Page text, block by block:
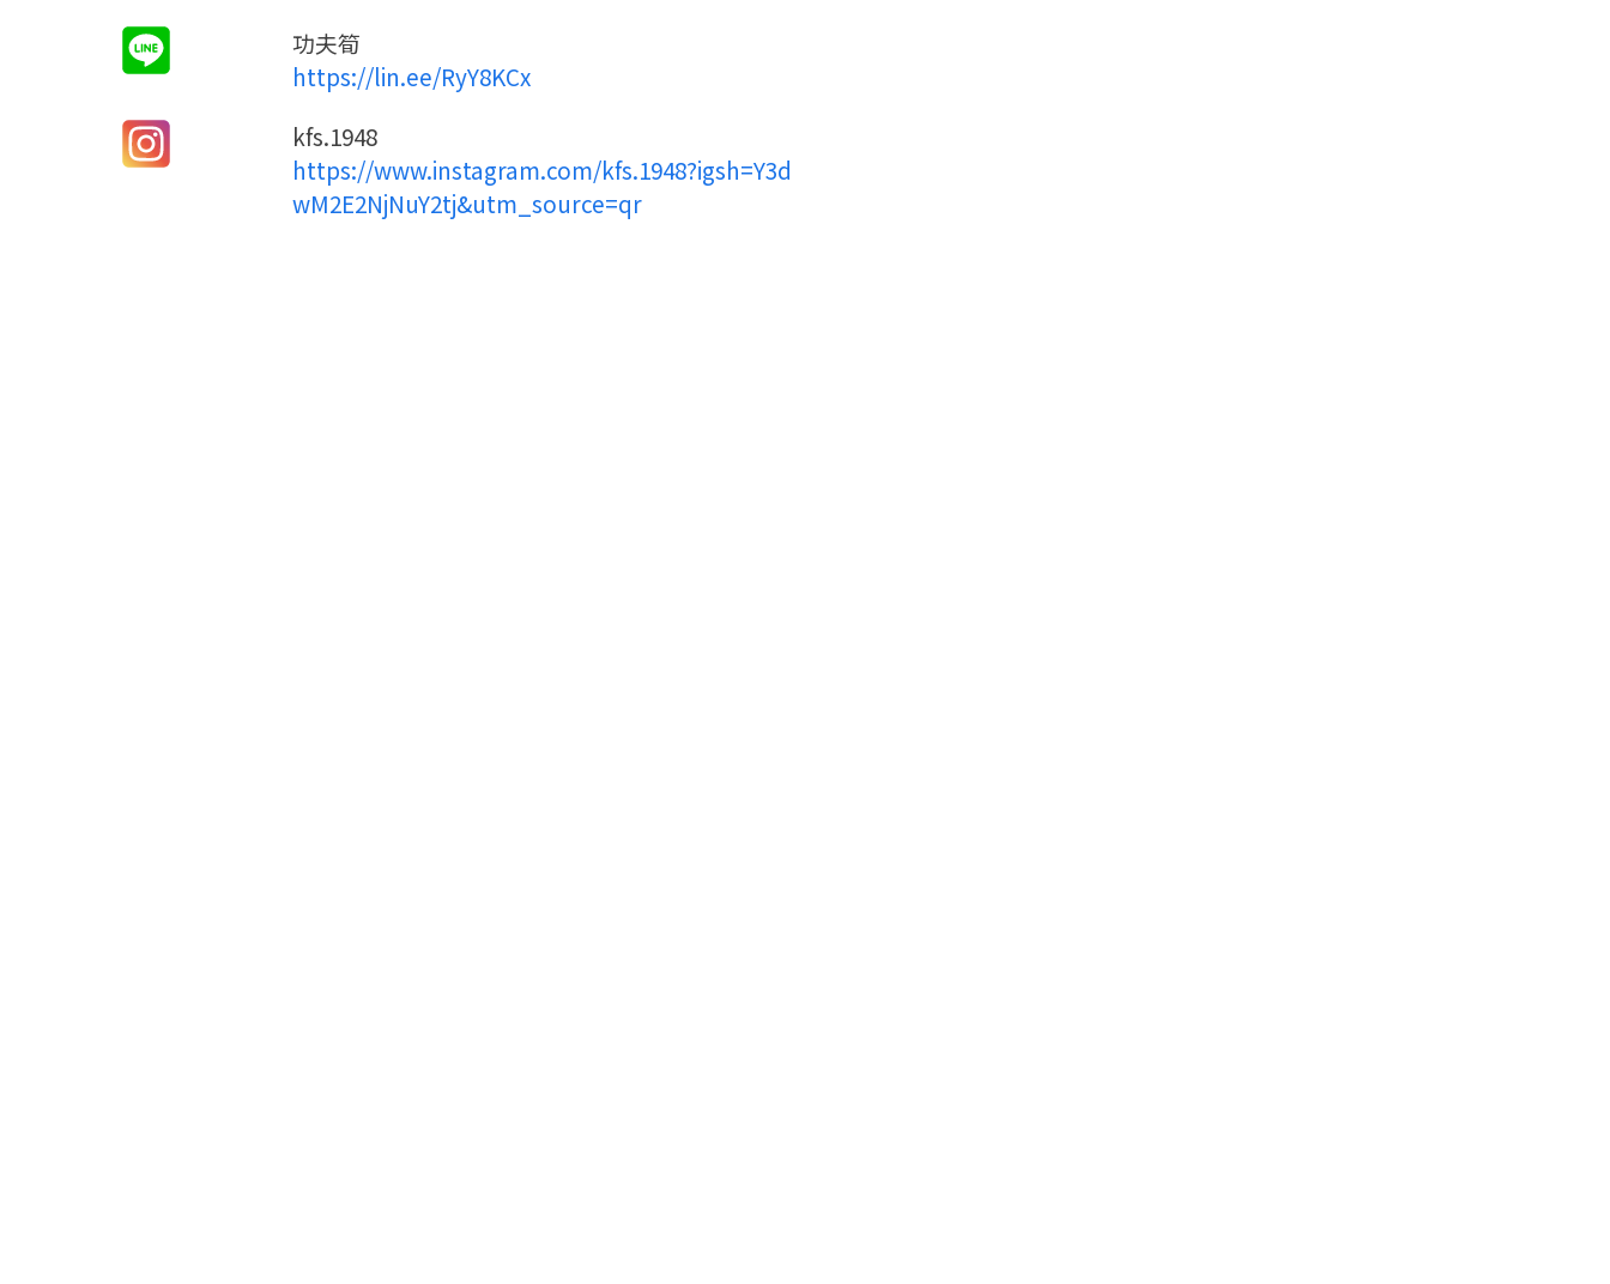
功夫筍
https://lin.ee/RyY8KCx
kfs.1948
https://www.instagram.com/kfs.1948?igsh=Y3d
wM2E2NjNuY2tj&utm_source=qr